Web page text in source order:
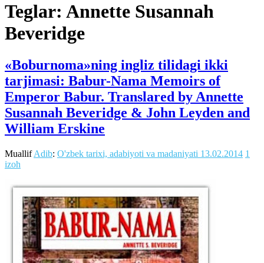
Teglar: Annette Susannah
Beveridge
«Boburnoma»ning ingliz tilidagi ikki
tarjimasi: Babur-Nama Memoirs of
Emperor Babur. Translared by Annette
Susannah Beveridge & John Leyden and
William Erskine
MuallifAdib: O'zbek tarixi, adabiyoti va madaniyati 13.02.2014 1
izoh